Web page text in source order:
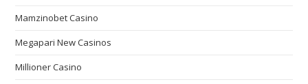
Mamzinobet Casino
Megapari New Casinos
Millioner Casino